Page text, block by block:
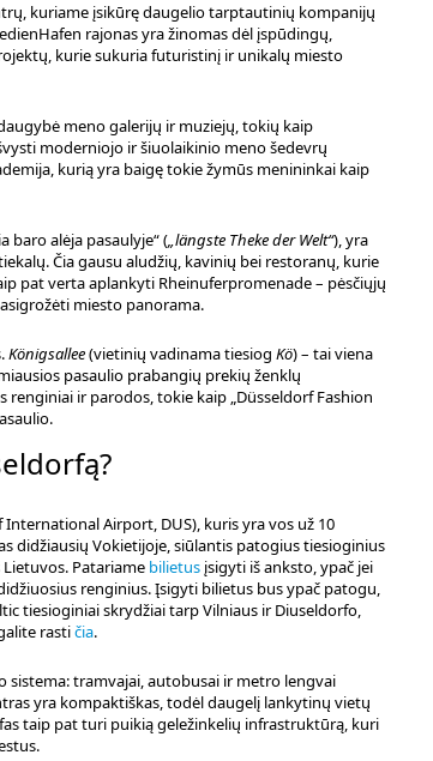
kuriame įsikūrę daugelio tarptautinių kompanijų
rajonas yra žinomas dėl įspūdingų,
kurie sukuria futuristinį ir unikalų miesto
meno galerijų ir muziejų, tokių kaip
moderniojo ir šiuolaikinio meno šedevrų
kurią yra baigę tokie žymūs menininkai kaip
baro alėja pasaulyje“ („längste Theke der Welt“), yra
Čia gausu aludžių, kavinių bei restoranų, kurie
pat verta aplankyti Rheinuferpromenade – pėsčiųjų
miesto panorama.
Königsallee(vietinių vadinama tiesiog Kö) – tai viena
pasaulio prabangių prekių ženklų
ir parodos, tokie kaip „Düsseldorf Fashion
Airport, DUS), kuris yra vos už 10
didžiausių Vokietijoje, siūlantis patogius tiesioginius
Patariame bilietus įsigyti iš anksto, ypač jei
renginius. Įsigyti bilietus bus ypač patogu,
tiesioginiai skrydžiai tarp Vilniaus ir Diuseldorfo,
rastičia.
tramvajai, autobusai ir metro lengvai
yra kompaktiškas, todėl daugelį lankytinų vietų
taip pat turi puikią geležinkelių infrastruktūrą, kuri